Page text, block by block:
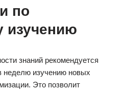
по
изучению
знаний рекомендуется
неделю изучению новых
Это позволит